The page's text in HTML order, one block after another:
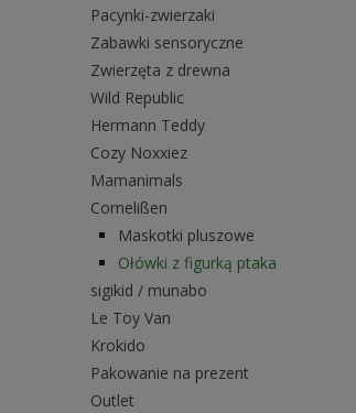
Pacynki-zwierzaki
Zabawki sensoryczne
Zwierzęta z drewna
Wild Republic
Hermann Teddy
Cozy Noxxiez
Mamanimals
Cornelißen
Maskotki pluszowe
Ołówki z figurką ptaka
sigikid / munabo
Le Toy Van
Krokido
Pakowanie na prezent
Outlet